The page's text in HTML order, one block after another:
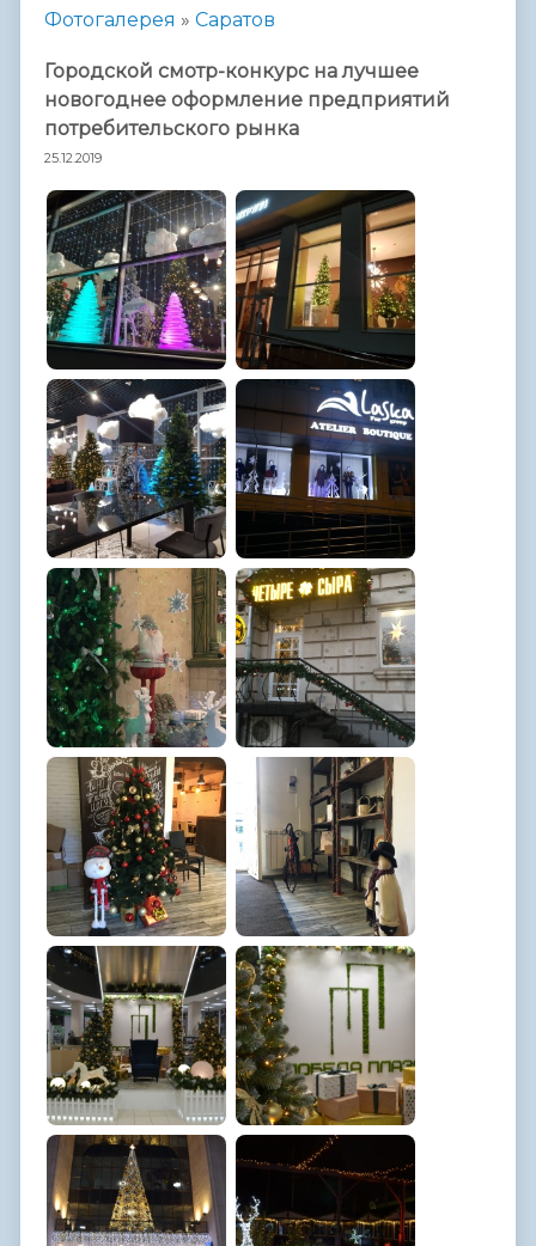
Фотогалерея » Саратов
Городской смотр-конкурс на лучшее
новогоднее оформление предприятий
потребительского рынка
25.12.2019